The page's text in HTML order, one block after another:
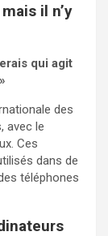
il n’y
qui agit
des
avec le
Ces
dans de
téléphones